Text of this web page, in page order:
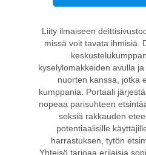
Liity ilmaiseen
missä voit tavata ihmisiä.
kyselylomakkeiden avulla
nuorten kanssa, jotka
kumppania. Portaali
nopeaa parisuhteen
seksiä rakkauden
potentiaalisille
harrastuksen, tytön
Yhteisö tarjoaa erilaisia